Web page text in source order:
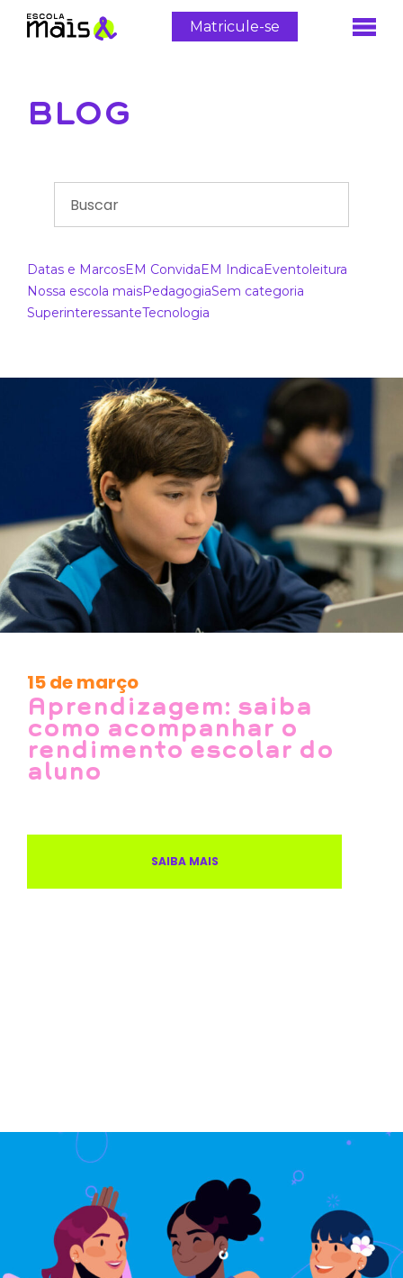
Matricule-se
BLOG
Datas e MarcosEM ConvidaEM IndicaEventoleitura
Nossa escola maisPedagogiaSem categoria
SuperinteressanteTecnologia
15 de março
Aprendizagem: saiba
como acompanhar o
rendimento escolar do
aluno
SAIBA MAIS